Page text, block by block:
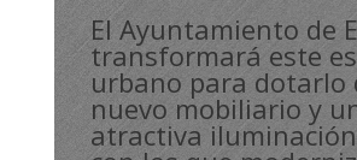
El Ayuntamiento de
transformará este
urbano para dotarlo
nuevo mobiliario y
atractiva iluminación